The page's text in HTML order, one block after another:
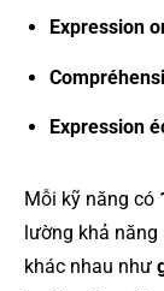
Expression
Expression
Mỗi kỹ năng có
lường khả
khác nhau như